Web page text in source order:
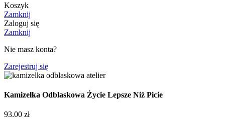
Koszyk
Zamknij
Zaloguj się
Zamknij
Nie masz konta?
Zarejestruj się
Kamizelka Odblaskowa Życie Lepsze Niż Picie
93.00 zł